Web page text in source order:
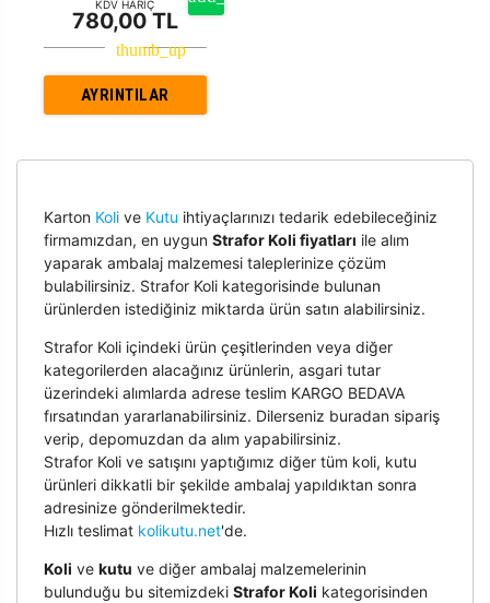
KDV HARİÇ
780,00 TL
AYRINTILAR
Karton Kolive Kutu ihtiyaçlarınızı tedarik edebileceğiniz
firmamızdan, en uygun Strafor Koli fiyatları ile alım
yaparak ambalaj malzemesi taleplerinize çözüm
bulabilirsiniz. Strafor Koli kategorisinde bulunan
ürünlerden istediğiniz miktarda ürün satın alabilirsiniz.
Strafor Koli içindeki ürün çeşitlerinden veya diğer
kategorilerden alacağınız ürünlerin, asgari tutar
üzerindeki alımlarda adrese teslim KARGO BEDAVA
fırsatından yararlanabilirsiniz. Dilerseniz buradan sipariş
verip, depomuzdan da alım yapabilirsiniz.
Strafor Koli ve satışını yaptığımız diğer tüm koli, kutu
ürünleri dikkatli bir şekilde ambalaj yapıldıktan sonra
adresinize gönderilmektedir.
Hızlı teslimat kolikutu.net'de.
Koli ve kutu ve diğer ambalaj malzemelerinin
bulunduğu bu sitemizdeki Strafor Koli kategorisinden